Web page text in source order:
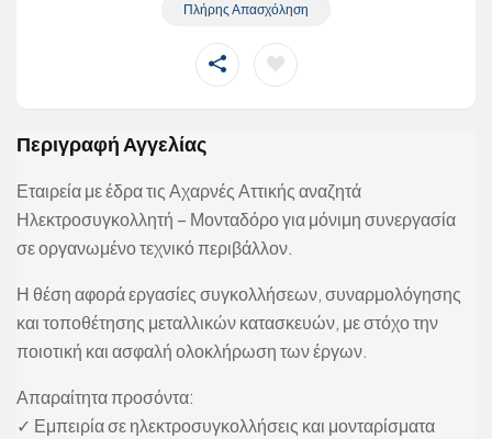
Πλήρης Απασχόληση
Περιγραφή Αγγελίας
Εταιρεία με έδρα τις Αχαρνές Αττικής αναζητά
Ηλεκτροσυγκολλητή – Μονταδόρο για μόνιμη συνεργασία
σε οργανωμένο τεχνικό περιβάλλον.
Η θέση αφορά εργασίες συγκολλήσεων, συναρμολόγησης
και τοποθέτησης μεταλλικών κατασκευών, με στόχο την
ποιοτική και ασφαλή ολοκλήρωση των έργων.
Απαραίτητα προσόντα:
✓ Εμπειρία σε ηλεκτροσυγκολλήσεις και μονταρίσματα